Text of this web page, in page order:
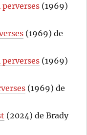
perverses (1969)
(1969) de
perverses (1969)
(1969) de
(2024) de Brady